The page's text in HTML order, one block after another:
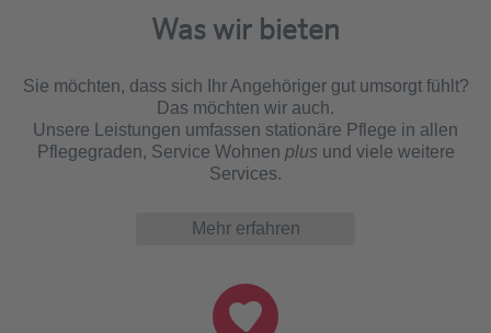
Was wir bieten
Sie möchten, dass sich Ihr Angehöriger gut umsorgt fühlt?
Das möchten wir auch.
Unsere Leistungen umfassen stationäre Pflege in allen
Pflegegraden, Service Wohnen plusund viele weitere
Services.
Mehr erfahren